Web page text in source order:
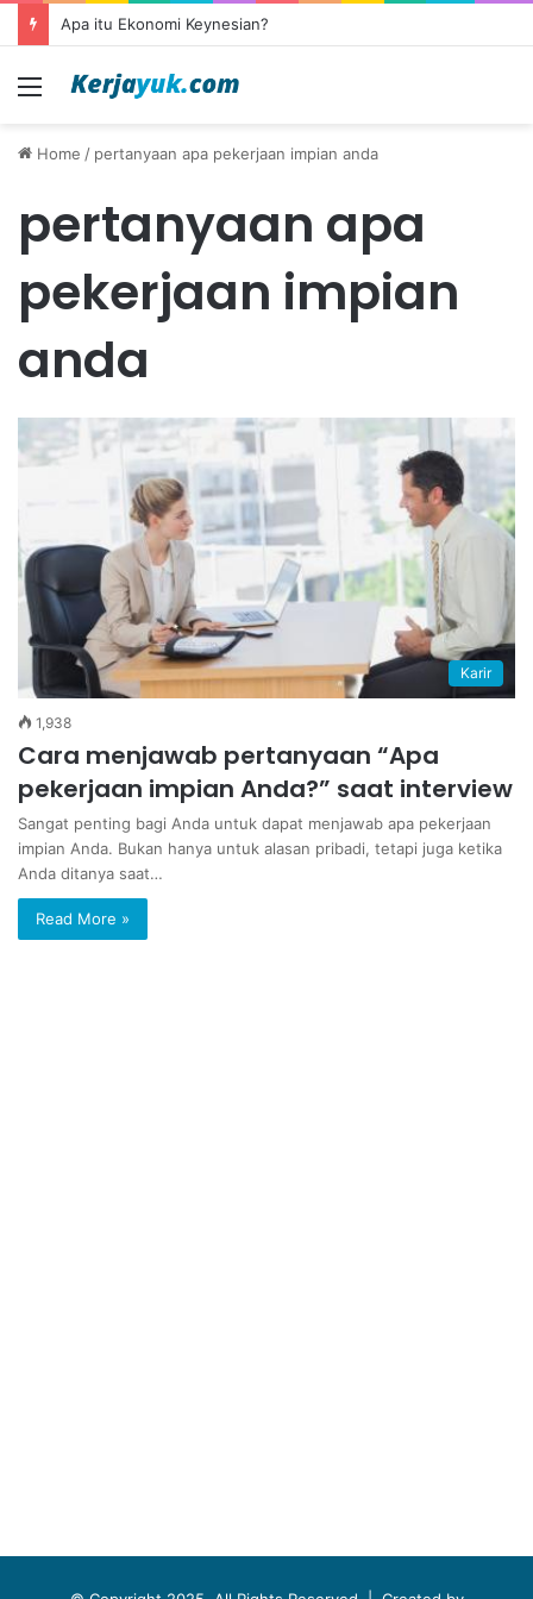
Apa itu Ekonomi Keynesian?
Menu
Home / pertanyaan apa pekerjaan impian anda
pertanyaan apa
pekerjaan impian
anda
Karir
1,938
Cara menjawab pertanyaan “Apa
pekerjaan impian Anda?” saat interview
Sangat penting bagi Anda untuk dapat menjawab apa pekerjaan
impian Anda. Bukan hanya untuk alasan pribadi, tetapi juga ketika
Anda ditanya saat…
Read More »